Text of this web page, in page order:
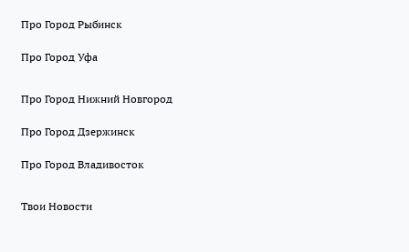
Про Город Рыбинск
Про Город Уфа
Про Город Нижний Новгород
Про Город Дзержинск
Про Город Владивосток
Твои Новости